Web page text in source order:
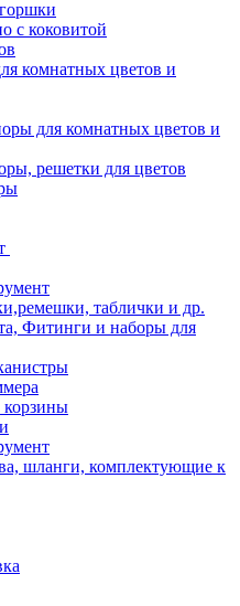
с коковитой
комнатных цветов и
для комнатных цветов и
решетки для цветов
таблички и др.
Фитинги и наборы для
корзины
шланги, комплектующие к